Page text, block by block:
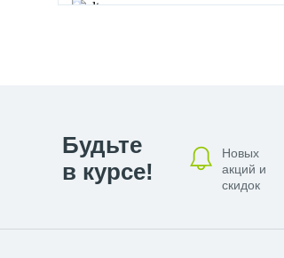
Будьте
в курсе!
Новых
акций и
скидок